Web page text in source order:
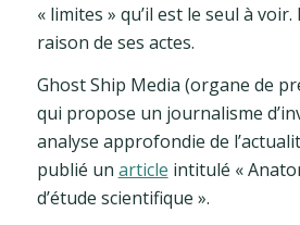
« limites » qu’il est le seul à
raison de ses actes.
Ghost Ship Media (organe de
qui propose un journalisme
analyse approfondie de
publié un article intitulé «
d’étude scientifique ».